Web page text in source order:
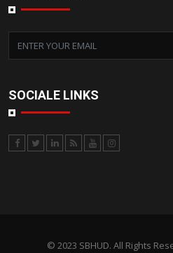
SOCIALE LINKS
© 2023 SBHUD. All Rights